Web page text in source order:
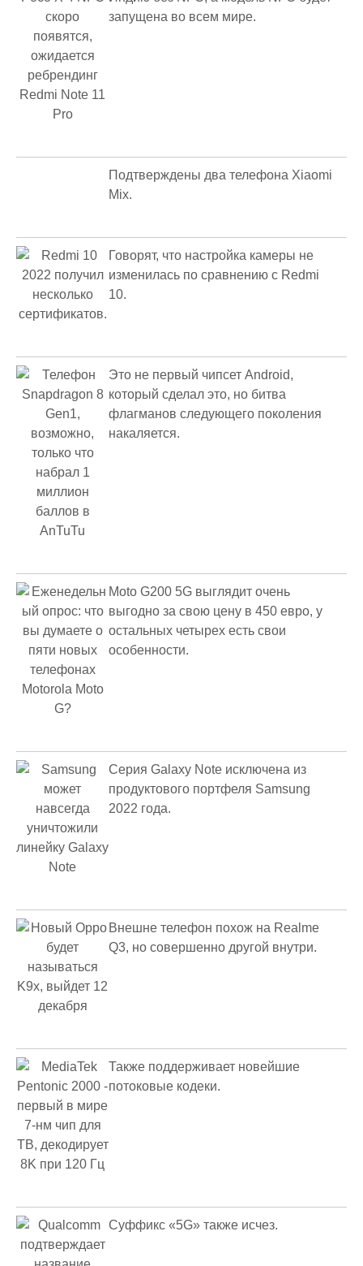
запущена во всем мире.
Подтверждены два телефона Xiaomi
Mix.
Говорят, что настройка камеры не
изменилась по сравнению с Redmi
10.
Это не первый чипсет Android,
который сделал это, но битва
флагманов следующего поколения
накаляется.
Moto G200 5G выглядит очень
выгодно за свою цену в 450 евро, у
остальных четырех есть свои
особенности.
Серия Galaxy Note исключена из
продуктового портфеля Samsung
2022 года.
Внешне телефон похож на Realme
Q3, но совершенно другой внутри.
Также поддерживает новейшие
потоковые кодеки.
Суффикс «5G» также исчез.